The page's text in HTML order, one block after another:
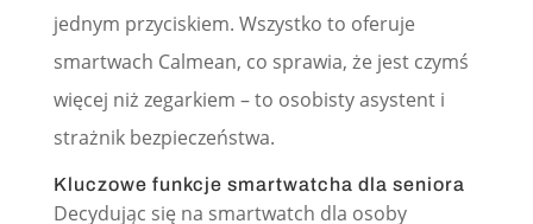
jednym przyciskiem. Wszystko to oferuje
smartwach Calmean, co sprawia, że jest czymś
więcej niż zegarkiem – to osobisty asystent i
strażnik bezpieczeństwa.
Kluczowe funkcje smartwatcha dla seniora
Decydując się na smartwatch dla osoby